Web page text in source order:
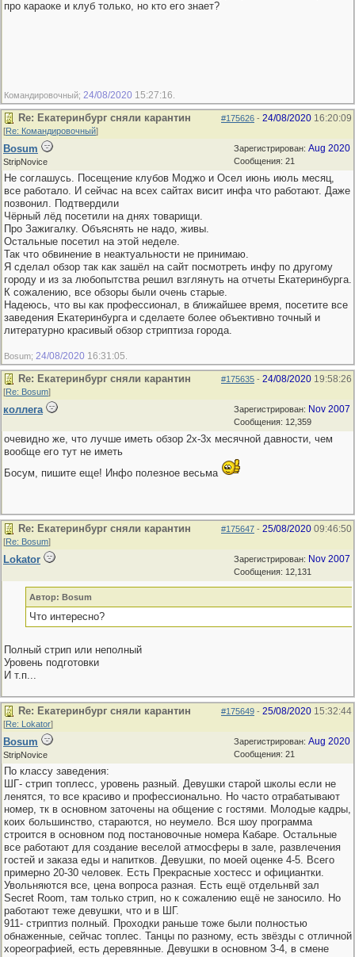
про караоке и клуб только, но кто его знает?
Командировочный; 24/08/2020 15:27:16
#175626 - 24/08/2020 16:20:09
Re: Екатеринбург сняли карантин
[Re: Командировочный]
Зарегистрирован: Aug 2020
Сообщения: 21
Bosum
StripNovice
Не соглашусь. Посещение клубов Моджо и Осел июнь июль месяц,
все работало. И сейчас на всех сайтах висит инфа что работают. Даже
позвонил. Подтвердили
Чёрный лёд посетили на днях товарищи.
Про Зажигалку. Объяснять не надо, живы.
Остальные посетил на этой неделе.
Так что обвинение в неактуальности не принимаю.
Я сделал обзор так как зашёл на сайт посмотреть инфу по другому
городу и из за любопытства решил взглянуть на отчеты Екатеринбурга.
К сожалению, все обзоры были очень старые.
Надеюсь, что вы как профессионал, в ближайшее время, посетите все
заведения Екатеринбурга и сделаете более объективно точный и
литературно красивый обзор стриптиза города.
Bosum; 24/08/2020 16:31:05
#175635 - 24/08/2020 19:58:26
Re: Екатеринбург сняли карантин
[Re: Bosum]
Зарегистрирован: Nov 2007
Сообщения: 12,359
коллега
очевидно же, что лучше иметь обзор 2х-3х месячной давности, чем
вообще его тут не иметь
Босум, пишите еще! Инфо полезное весьма
#175647 - 25/08/2020 09:46:50
Re: Екатеринбург сняли карантин
[Re: Bosum]
Зарегистрирован: Nov 2007
Сообщения: 12,131
Lokator
Автор: Bosum
Что интересно?
Полный стрип или неполный
Уровень подготовки
И т.п...
#175649 - 25/08/2020 15:32:44
Re: Екатеринбург сняли карантин
[Re: Lokator]
Зарегистрирован: Aug 2020
Сообщения: 21
Bosum
StripNovice
По классу заведения:
ШГ- стрип топлесс, уровень разный. Девушки старой школы если не
ленятся, то все красиво и профессионально. Но часто отрабатывают
номер, тк в основном заточены на общение с гостями. Молодые кадры,
коих большинство, стараются, но неумело. Вся шоу программа
строится в основном под постановочные номера Кабаре. Остальные
все работают для создание веселой атмосферы в зале, развлечения
гостей и заказа еды и напитков. Девушки, по моей оценке 4-5. Всего
примерно 20-30 человек. Есть Прекрасные хостесс и официантки.
Увольняются все, цена вопроса разная. Есть ещё отдельнвй зал
Secret Room, там только стрип, но к сожалению ещё не заносило. Но
работают теже девушки, что и в ШГ.
911- стриптиз полный. Проходки раньше тоже были полностью
обнаженные, сейчас топлес. Танцы по разному, есть звёзды с отличной
хореографией, есть деревянные. Девушки в основном 3-4, в смене